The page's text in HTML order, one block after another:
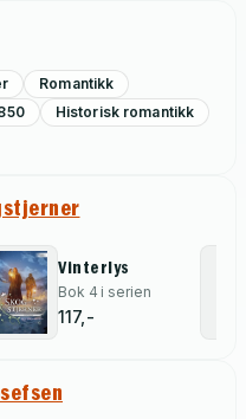
Romantikk
Historisk romantikk
Vinterlys
Bok 4 i serien
117,-